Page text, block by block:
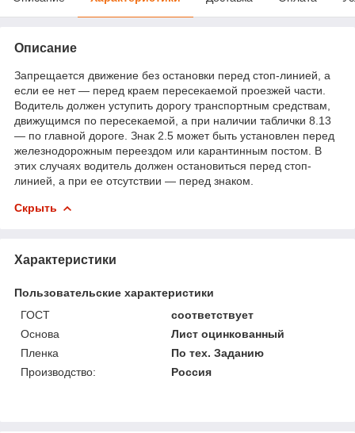
Описание
Запрещается движение без остановки перед стоп-линией, а
если ее нет — перед краем пересекаемой проезжей части.
Водитель должен уступить дорогу транспортным средствам,
движущимся по пересекаемой, а при наличии таблички 8.13
— по главной дороге. Знак 2.5 может быть установлен перед
железнодорожным переездом или карантинным постом. В
этих случаях водитель должен остановиться перед стоп-
линией, а при ее отсутствии — перед знаком.
Скрыть
Характеристики
Пользовательские характеристики
ГОСТ
соответствует
Основа
Лист оцинкованный
Пленка
По тех. Заданию
Производство:
Россия